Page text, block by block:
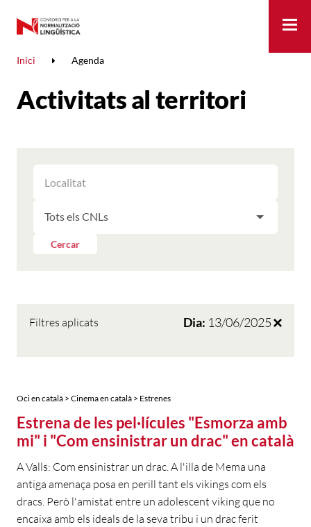
Inici Agenda
Activitats al territori
ELS
RESULTATS
LES
PER
LES
Cercar
Filtres aplicats Dia: 13/06/2025
Oci en català > Cinema en català > Estrenes
Estrena de les pel·lícules "Esmorza amb
mi" i "Com ensinistrar un drac" en català
A Valls: Com ensinistrar un drac. A l'illa de Mema una
antiga amenaça posa en perill tant els vikings com els
dracs. Però l'amistat entre un adolescent viking que no
encaixa amb els ideals de la seva tribu i un drac ferit